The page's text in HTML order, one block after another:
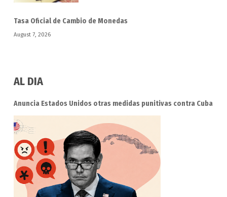
Tasa Oficial de Cambio de Monedas
August 7, 2026
AL DIA
Anuncia Estados Unidos otras medidas punitivas contra Cuba